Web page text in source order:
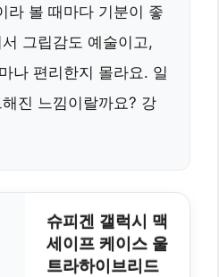
라 볼 때마다 기분이 좋
그립감도 예술이고,
나 편리한지 몰라요. 일
진 느낌이랄까요? 강
슈피겐 갤럭시 맥
세이프 케이스 울
트라하이브리드